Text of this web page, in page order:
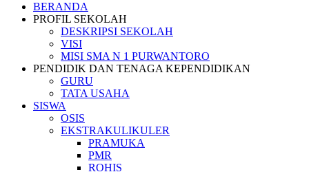
BERANDA
PROFIL SEKOLAH
DESKRIPSI SEKOLAH
VISI
MISI SMA N 1 PURWANTORO
PENDIDIK DAN TENAGA KEPENDIDIKAN
GURU
TATA USAHA
SISWA
OSIS
EKSTRAKULIKULER
PRAMUKA
PMR
ROHIS